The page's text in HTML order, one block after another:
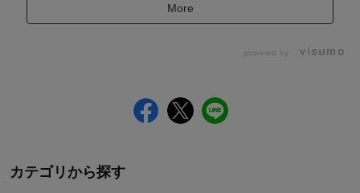
More
powered by
カテゴリから探す